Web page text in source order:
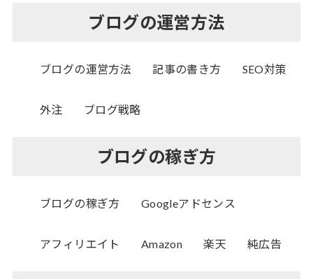
ブログの運営方法
ブログの運営方法 記事の書き方 SEO対策
外注 ブログ戦略
ブログの稼ぎ方
ブログの稼ぎ方 Googleアドセンス
アフィリエイト Amazon 楽天 純広告